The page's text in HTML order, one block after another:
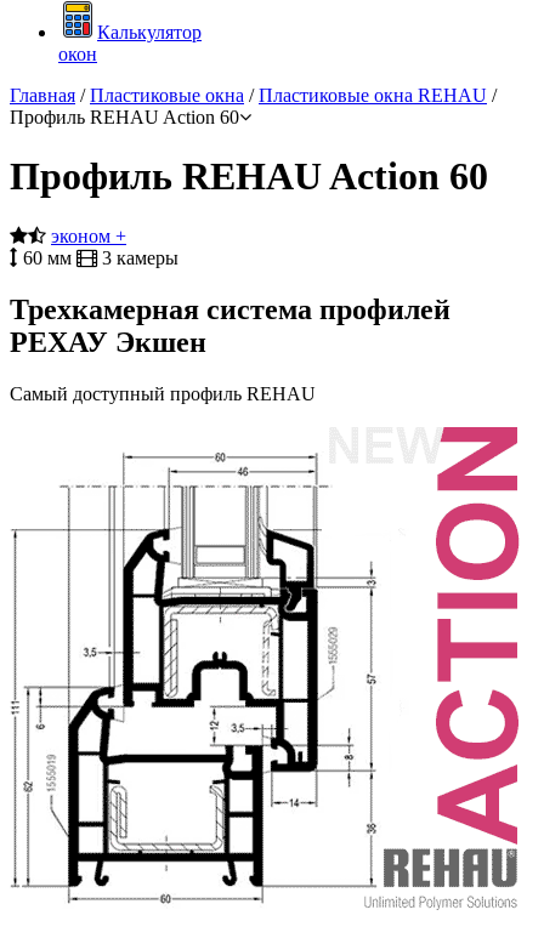
Калькулятор
окон
Главная / Пластиковые окна / Пластиковые окна REHAU /
Профиль REHAU Action 60
Профиль REHAU Action 60
эконом +
60 мм
3 камеры
Трехкамерная система профилей
РЕХАУ Экшен
Самый доступный профиль REHAU